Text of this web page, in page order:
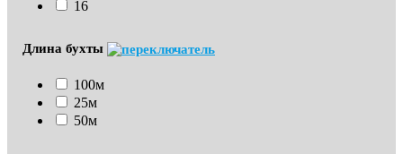
16
Длина бухты
100м
25м
50м